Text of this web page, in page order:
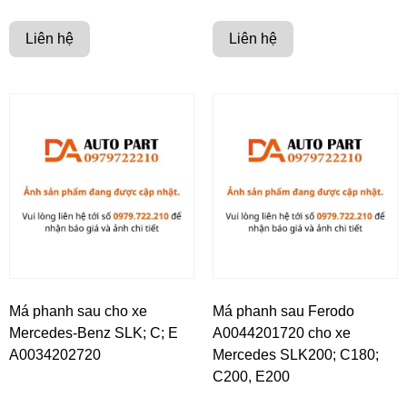
Liên hệ Liên hệ
Má phanh sau cho xe
Mercedes-Benz SLK; C; E
A0034202720
Má phanh sau Ferodo
A0044201720 cho xe
Mercedes SLK200; C180;
C200, E200